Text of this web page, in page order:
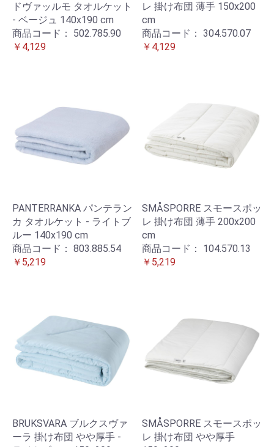
ドヴァッルモ タオルケット
- ベージュ 140x190 cm
商品コード： 502.785.90
￥4,129
レ 掛け布団 薄手 150x200
cm
商品コード： 304.570.07
￥4,129
PANTERRANKA パンテラン
カ タオルケット - ライトブ
ルー 140x190 cm
商品コード： 803.885.54
￥5,219
SMÅSPORRE スモースポッ
レ 掛け布団 薄手 200x200
cm
商品コード： 104.570.13
￥5,219
BRUKSVARA ブルクスヴァ
ーラ 掛け布団 やや厚手 -
SMÅSPORRE スモースポッ
レ 掛け布団 やや厚手